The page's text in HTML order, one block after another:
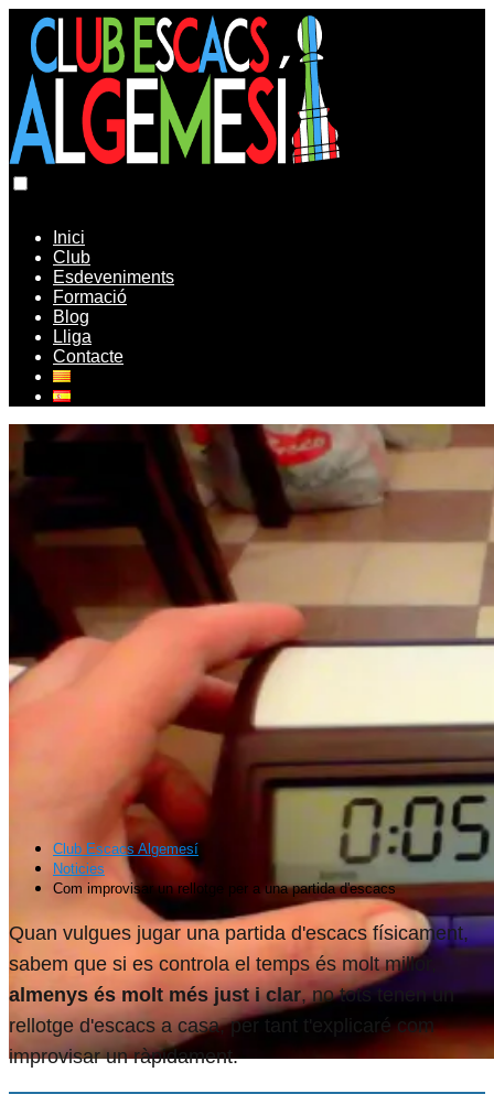
Inici
Club
Esdeveniments
Formació
Blog
Lliga
Contacte
Club Escacs Algemesí
Noticies
Com improvisar un rellotge per a una partida d'escacs
Quan vulgues jugar una partida d'escacs físicament,
sabem que si es controla el temps és molt millor,
almenys és molt més just i clar, no tots tenen un
rellotge d'escacs a casa, per tant t'explicaré com
improvisar un ràpidament.